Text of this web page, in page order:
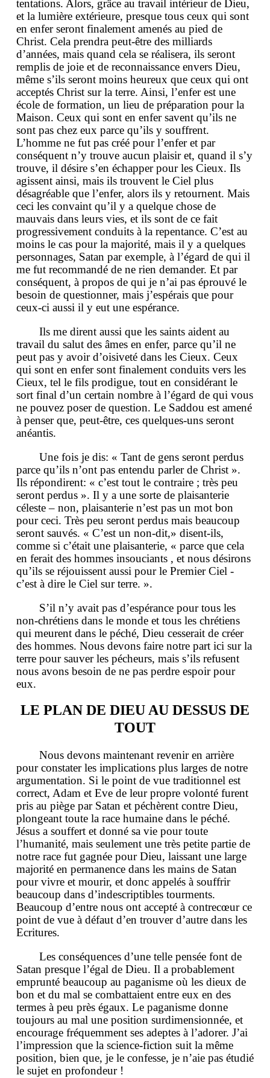
tentations. Alors, grâce au travail intérieur de Dieu,
et la lumière extérieure, presque tous ceux qui sont
en enfer seront finalement amenés au pied de
Christ. Cela prendra peut-être des milliards
d’années, mais quand cela se réalisera, ils seront
remplis de joie et de reconnaissance envers Dieu,
même s’ils seront moins heureux que ceux qui ont
acceptés Christ sur la terre. Ainsi, l’enfer est une
école de formation, un lieu de préparation pour la
Maison. Ceux qui sont en enfer savent qu’ils ne
sont pas chez eux parce qu’ils y souffrent.
L’homme ne fut pas créé pour l’enfer et par
conséquent n’y trouve aucun plaisir et, quand il s’y
trouve, il désire s’en échapper pour les Cieux. Ils
agissent ainsi, mais ils trouvent le Ciel plus
désagréable que l’enfer, alors ils y retournent. Mais
ceci les convaint qu’il y a quelque chose de
mauvais dans leurs vies, et ils sont de ce fait
progressivement conduits à la repentance. C’est au
moins le cas pour la majorité, mais il y a quelques
personnages, Satan par exemple, à l’égard de qui il
me fut recommandé de ne rien demander. Et par
conséquent, à propos de qui je n’ai pas éprouvé le
besoin de questionner, mais j’espérais que pour
ceux-ci aussi il y eut une espérance.
Ils me dirent aussi que les saints aident au
travail du salut des âmes en enfer, parce qu’il ne
peut pas y avoir d’oisiveté dans les Cieux. Ceux
qui sont en enfer sont finalement conduits vers les
Cieux, tel le fils prodigue, tout en considérant le
sort final d’un certain nombre à l’égard de qui vous
ne pouvez poser de question. Le Saddou est amené
à penser que, peut-être, ces quelques-uns seront
anéantis.
Une fois je dis: « Tant de gens seront perdus
parce qu’ils n’ont pas entendu parler de Christ ».
Ils répondirent: « c’est tout le contraire ; très peu
seront perdus ». Il y a une sorte de plaisanterie
céleste – non, plaisanterie n’est pas un mot bon
pour ceci. Très peu seront perdus mais beaucoup
seront sauvés. « C’est un non-dit,» disent-ils,
comme si c’était une plaisanterie, « parce que cela
en ferait des hommes insouciants , et nous désirons
qu’ils se réjouissent aussi pour le Premier Ciel -
c’est à dire le Ciel sur terre. ».
S’il n’y avait pas d’espérance pour tous les
non-chrétiens dans le monde et tous les chrétiens
qui meurent dans le péché, Dieu cesserait de créer
des hommes. Nous devons faire notre part ici sur la
terre pour sauver les pécheurs, mais s’ils refusent
nous avons besoin de ne pas perdre espoir pour
eux.
LE PLAN DE DIEU AU DESSUS DE
TOUT
Nous devons maintenant revenir en arrière
pour constater les implications plus larges de notre
argumentation. Si le point de vue traditionnel est
correct, Adam et Eve de leur propre volonté furent
pris au piège par Satan et péchèrent contre Dieu,
plongeant toute la race humaine dans le péché.
Jésus a souffert et donné sa vie pour toute
l’humanité, mais seulement une très petite partie de
notre race fut gagnée pour Dieu, laissant une large
majorité en permanence dans les mains de Satan
pour vivre et mourir, et donc appelés à souffrir
beaucoup dans d’indescriptibles tourments.
Beaucoup d’entre nous ont accepté à contrecœur ce
point de vue à défaut d’en trouver d’autre dans les
Ecritures.
Les conséquences d’une telle pensée font de
Satan presque l’égal de Dieu. Il a probablement
emprunté beaucoup au paganisme où les dieux de
bon et du mal se combattaient entre eux en des
termes à peu près égaux. Le paganisme donne
toujours au mal une position surdimensionnée, et
encourage fréquemment ses adeptes à l’adorer. J’ai
l’impression que la science-fiction suit la même
position, bien que, je le confesse, je n’aie pas étudié
le sujet en profondeur !